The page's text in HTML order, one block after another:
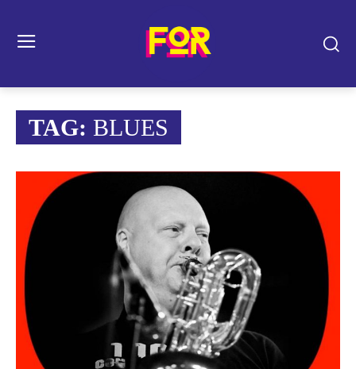
TAG: BLUES